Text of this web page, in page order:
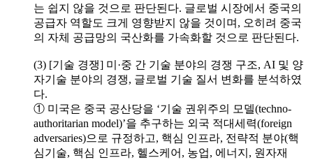
는 쉽지 않을 것으로 판단된다. 글로벌 시장에서 중국의
공급자 역할도 크게 영향받지 않을 것이며, 오히려 중국
의 자체 공급망의 국산화를 가속화할 것으로 판단된다.
(3) [기술 경쟁] 미·중 간 기술 분야의 경쟁 구조, AI 및 양
자기술 분야의 경쟁, 글로벌 기술 질서 변화를 분석하였
다.
① 미국은 중국 공산당을 ‘기술 권위주의 모델(techno-
authoritarian model)’을 추구하는 외국 적대세력(foreign
adversaries)으로 규정하고, 핵심 인프라, 전략적 분야(핵
심기술, 핵심 인프라, 헬스케어, 농업, 에너지, 원자재